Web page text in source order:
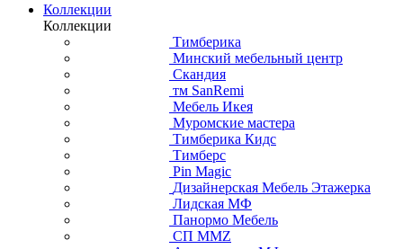
Коллекции
Коллекции
Тимберика
Минский мебельный центр
Скандия
тм SanRemi
Мебель Икея
Муромские мастера
Тимберика Кидс
Тимберс
Pin Magic
Дизайнерская Мебель Этажерка
Лидская МФ
Панормо Мебель
СП ММZ